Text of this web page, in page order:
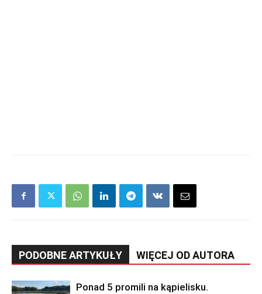
PODOBNE ARTYKUŁY WIĘCEJ OD AUTORA
Ponad 5 promili na kąpielisku.